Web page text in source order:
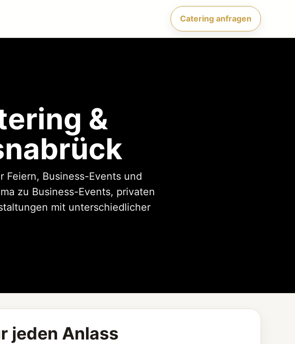
Catering anfragen
&
Business-Events und
zu Business-Events, privaten
mit unterschiedlicher
jeden Anlass